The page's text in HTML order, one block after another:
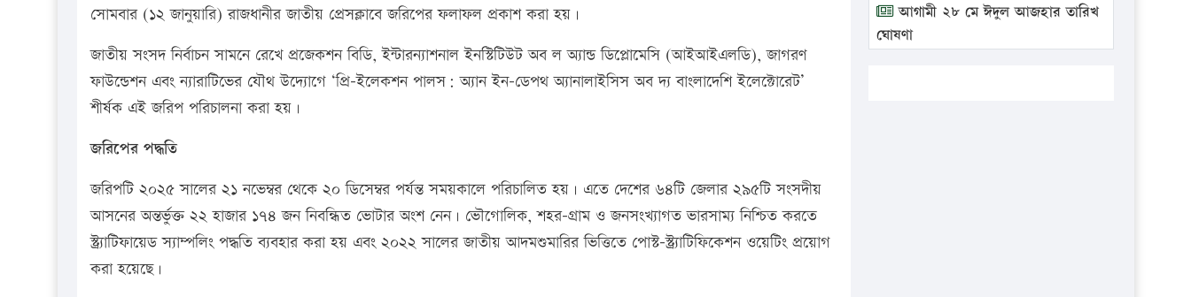
সোমবার (১২ জানুয়ারি) রাজধানীর জাতীয় প্রেসক্লাবে জরিপের ফলাফল প্রকাশ করা হয়।
জাতীয় সংসদ নির্বাচন সামনে রেখে প্রজেকশন বিডি, ইন্টারন্যাশনাল ইনস্টিটিউট অব ল অ্যান্ড ডিপ্লোমেসি (আইআইএলডি), জাগরণ
ফাউন্ডেশন এবং ন্যারাটিভের যৌথ উদ্যোগে ‘প্রি-ইলেকশন পালস: অ্যান ইন-ডেপথ অ্যানালাইসিস অব দ্য বাংলাদেশি ইলেক্টোরেট’
শীর্ষক এই জরিপ পরিচালনা করা হয়।
জরিপের পদ্ধতি
জরিপটি ২০২৫ সালের ২১ নভেম্বর থেকে ২০ ডিসেম্বর পর্যন্ত সময়কালে পরিচালিত হয়। এতে দেশের ৬৪টি জেলার ২৯৫টি সংসদীয়
আসনের অন্তর্ভুক্ত ২২ হাজার ১৭৪ জন নিবন্ধিত ভোটার অংশ নেন। ভৌগোলিক, শহর-গ্রাম ও জনসংখ্যাগত ভারসাম্য নিশ্চিত করতে
স্ট্র্যাটিফায়েড স্যাম্পলিং পদ্ধতি ব্যবহার করা হয় এবং ২০২২ সালের জাতীয় আদমশুমারির ভিত্তিতে পোস্ট-স্ট্র্যাটিফিকেশন ওয়েটিং প্রয়োগ
করা হয়েছে।
আগামী ২৮ মে ঈদুল আজহার তারিখ
ঘোষণা